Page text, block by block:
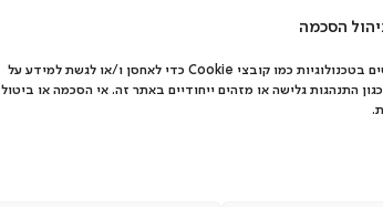
הסכמה
כדי לספק את חוויות המשתמש הטובות ביותר, אנו משתמשים בטכנולוגיות כמו קובצי Cookie כדי לאחסן ו/או לגשת למידע על
התנהגות גלישה או מזהים ייחודיים באתר זה. אי הסכמה או ביטול